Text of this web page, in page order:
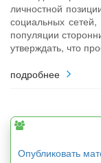
личностной
социальных
популяции
утверждать, что
подробнее
Опубликовать